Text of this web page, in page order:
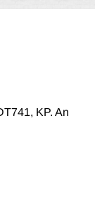
KP. An